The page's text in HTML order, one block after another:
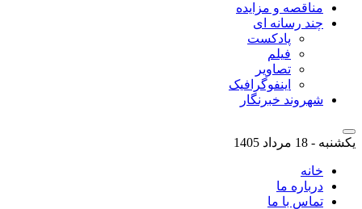
مناقصه و مزایده
چند رسانه ای
پادکست
فیلم
تصاویر
اینفوگرافیک
شهروند خبرنگار
یکشنبه - 18 مرداد 1405
خانه
درباره ما
تماس با ما